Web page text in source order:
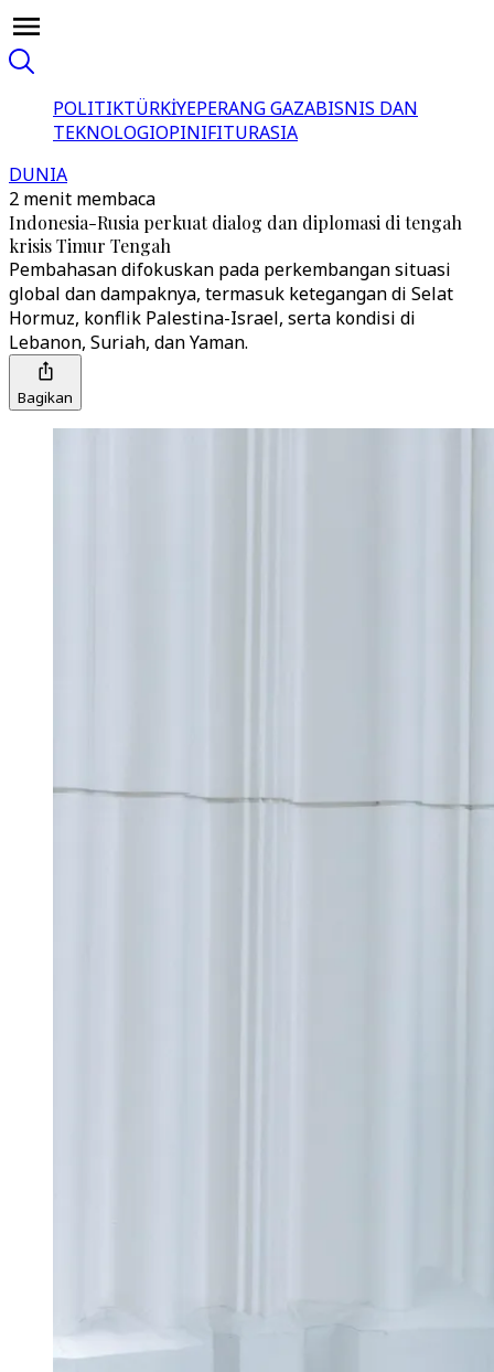
POLITIKTÜRKİYEPERANG GAZABISNIS DAN
TEKNOLOGIOPINIFITURASIA
DUNIA
2 menit membaca
Indonesia-Rusia perkuat dialog dan diplomasi di tengah
krisis Timur Tengah
Pembahasan difokuskan pada perkembangan situasi
global dan dampaknya, termasuk ketegangan di Selat
Hormuz, konflik Palestina-Israel, serta kondisi di
Lebanon, Suriah, dan Yaman.
Bagikan